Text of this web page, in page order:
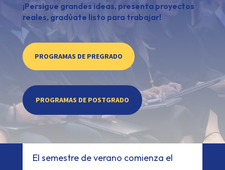
¡Persigue grandes ideas, presenta proyectos
reales, gradúate listo para trabajar!
PROGRAMAS DE PREGRADO
PROGRAMAS DE POSTGRADO
El semestre de verano comienza el